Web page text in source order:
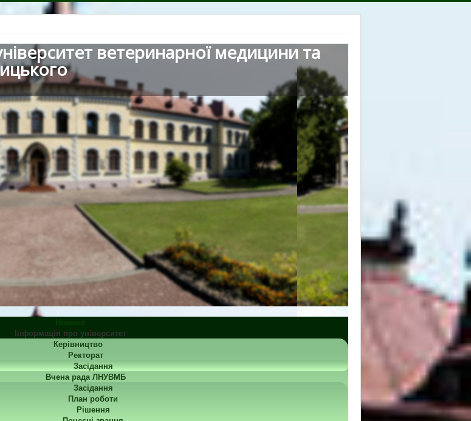
ветеринарної медицини та
Інформація про університет
Керівництво
Ректорат
Засідання
Вчена рада ЛНУВМБ
Засідання
План роботи
Рішення